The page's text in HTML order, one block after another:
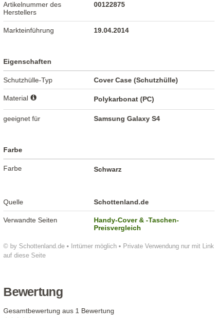
© by Schottenland.de • Irrtümer möglich • Private Verwendung nur mit Link
auf diese Seite
Artikelnummer des
Herstellers
00122875
Markteinführung 19.04.2014
Eigenschaften
Schutzhülle-Typ Cover Case (Schutzhülle)
Material Polykarbonat (PC)
geeignet für Samsung Galaxy S4
Farbe
Farbe Schwarz
Quelle Schottenland.de
Verwandte Seiten
Handy-Cover & -Taschen-
Preisvergleich
Bewertung
Gesamtbewertung aus 1 Bewertung